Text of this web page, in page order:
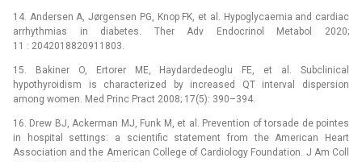
14. Andersen A, Jørgensen PG, Knop FK, et al. Hypoglycaemia and cardiac
arrhythmias in diabetes. Ther Adv Endocrinol Metabol 2020;
11 : 2042018820911803.
15. Bakiner O, Ertorer ME, Haydardedeoglu FE, et al. Subclinical
hypothyroidism is characterized by increased QT interval dispersion
among women. Med Princ Pract 2008; 17(5): 390–394.
16. Drew BJ, Ackerman MJ, Funk M, et al. Prevention of torsade de pointes
in hospital settings: a scientific statement from the American Heart
Association and the American College of Cardiology Foundation. J Am Coll